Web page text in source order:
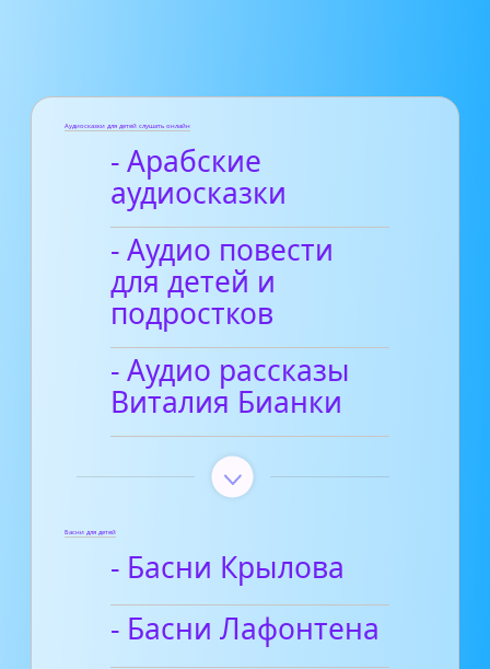
Аудиосказки для детей слушать онлайн
- Арабские
аудиосказки
- Аудио повести
для детей и
подростков
- Аудио рассказы
Виталия Бианки
Басни для детей
- Басни Крылова
- Басни Лафонтена